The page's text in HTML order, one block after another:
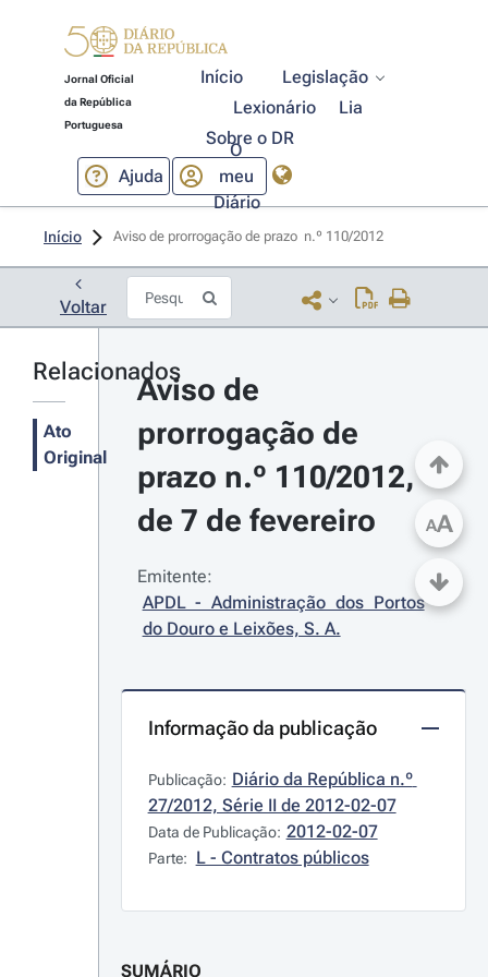
Jornal Oficial
da República
Portuguesa
Início
Legislação
Lexionário
Lia
Sobre o DR
Ajuda
O
meu
Diário
Início Aviso de prorrogação de prazo  n.º 110/2012
Voltar
Relacionados
Ato
Original
Aviso de
prorrogação de
prazo n.º 110/2012,
de 7 de fevereiro
Emitente:
APDL - Administração dos Portos
do Douro e Leixões, S. A.
Informação da publicação
Publicação: Diário da República n.º
27/2012, Série II de 2012-02-07
Data de Publicação: 2012-02-07
Parte: L - Contratos públicos
SUMÁRIO
AA